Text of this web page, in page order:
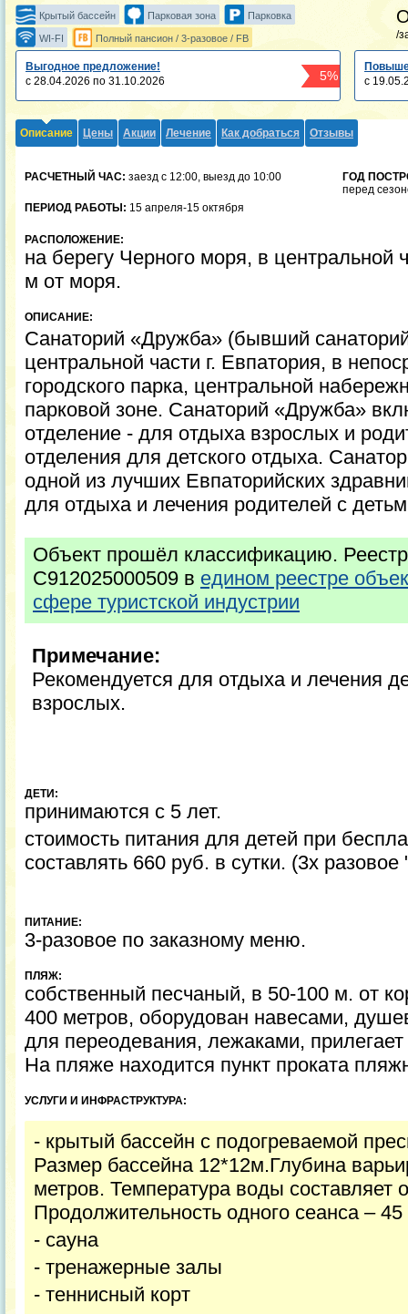
Крытый бассейн Парковая зона Парковка
WI-FI Полный пансион / 3-разовое / FB /
Выгодное предложение!
с 28.04.2026 по 31.10.2026
5%
с
Описание Цены Акции Лечение Как добраться Отзывы
РАСЧЕТНЫЙ ЧАС: заезд с 12:00, выезд до 10:00
ГОД
перед
ПЕРИОД РАБОТЫ: 15 апреля-15 октября
РАСПОЛОЖЕНИЕ:
на берегу Черного моря, в центральной
м от моря.
ОПИСАНИЕ:
Санаторий «Дружба» (бывший
центральной части г. Евпатория, в
городского парка, центральной
парковой зоне. Санаторий «Дружба»
отделение - для отдыха взрослых и
отделения для детского отдыха.
одной из лучших Евпаторийских
для отдыха и лечения родителей с
Объект прошёл классификацию.
С912025000509 в едином реестре
сфере туристской индустрии
Примечание:
Рекомендуется для отдыха и лечения
взрослых.
ДЕТИ:
принимаются с 5 лет.
стоимость питания для детей при
составлять 660 руб. в сутки. (3х
ПИТАНИЕ:
3-разовое по заказному меню.
ПЛЯЖ:
собственный песчаный, в 50-100 м. от
400 метров, оборудован навесами,
для переодевания, лежаками, прилегает
На пляже находится пункт проката
УСЛУГИ И ИНФРАСТРУКТУРА:
- крытый бассейн с подогреваемой
Размер бассейна 12*12м.Глубина
метров. Температура воды составляет
Продолжительность одного сеанса – 45
- сауна
- тренажерные залы
- теннисный корт